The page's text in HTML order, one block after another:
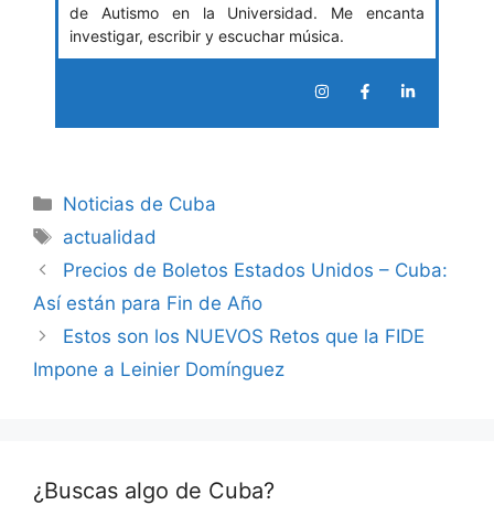
de Autismo en la Universidad. Me encanta
investigar, escribir y escuchar música.
Categories
Noticias de Cuba
Tags
actualidad
Precios de Boletos Estados Unidos – Cuba:
Así están para Fin de Año
Estos son los NUEVOS Retos que la FIDE
Impone a Leinier Domínguez
¿Buscas algo de Cuba?